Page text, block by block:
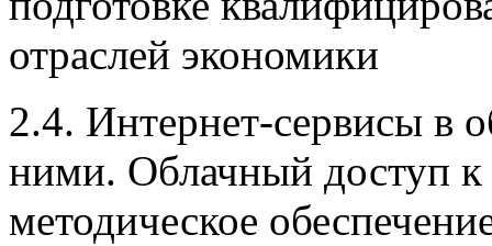
отраслей экономики
2.4. Интернет-сервисы в
ними. Облачный доступ
методическое